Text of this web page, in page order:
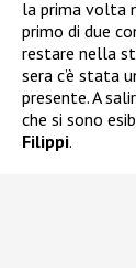
la prima volta
primo di due
restare nella
sera c’è stata
presente. A
che si sono
Filippi.